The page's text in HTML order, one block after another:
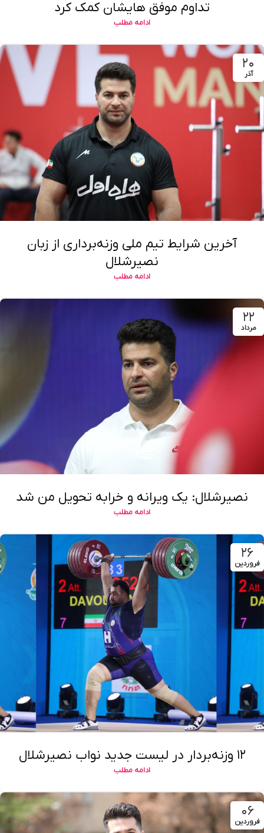
تداوم موفق هایشان کمک کرد
ادامه مطلب
۲۰
آذر
آخرین شرایط تیم ملی وزنه‌برداری از زبان
نصیرشلال
ادامه مطلب
۲۲
مرداد
نصیرشلال: یک ویرانه و خرابه تحویل من شد
ادامه مطلب
۲۶
فروردین
۱۲ وزنه‌بردار در لیست جدید نواب نصیرشلال
ادامه مطلب
۰۶
فروردین